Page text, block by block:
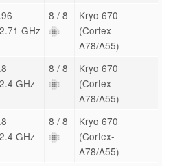
GHz
8 / 8
Kryo 670
(Cortex-
A78/A55)
GHz
8 / 8
Kryo 670
(Cortex-
A78/A55)
GHz
8 / 8
Kryo 670
(Cortex-
A78/A55)